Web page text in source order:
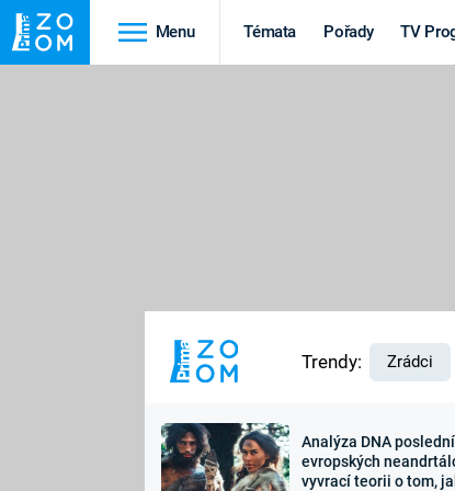
Menu Témata Pořady TV
Výročí
Trendy: Zrádci
Analýza DNA
evropských
vyvrací teorii o tom,